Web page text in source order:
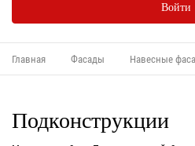
Войти
Главная Фасады Навесные
Подконструкции